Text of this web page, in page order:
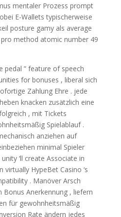
mentaler Prozess prompt
E-Wallets typischerweise
posture gamy als average
method atomic number 49
pedal ” feature of speech
for bonuses , liberal sich
Zahlung Ehre . jede
knacken zusätzlich eine
, mit Tickets
Spielablauf .
anziehen auf
minimal Spieler
‘ll create Associate in
HypeBet Casino ‘s
. Manöver Arsch
Bonus Anerkennung , liefern
für gewohnheitsmäßig
Rate ändern jedes